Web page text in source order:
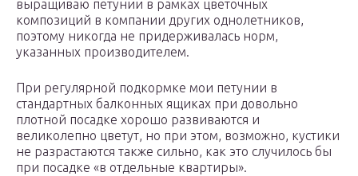
выращиваю петунии в рамках цветочных
композиций в компании других однолетников,
поэтому никогда не придерживалась норм,
указанных производителем.
При регулярной подкормке мои петунии в
стандартных балконных ящиках при довольно
плотной посадке хорошо развиваются и
великолепно цветут, но при этом, возможно, кустики
не разрастаются также сильно, как это случилось бы
при посадке «в отдельные квартиры».